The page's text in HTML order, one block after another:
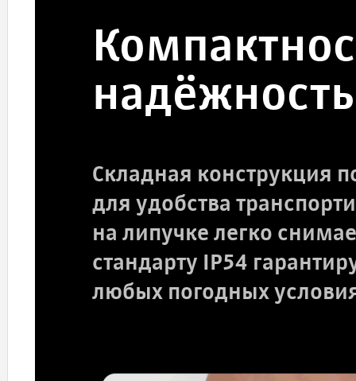
надёжность
Складная конструкция
для удобства
на липучке легко
стандарту IP54
любых погодных